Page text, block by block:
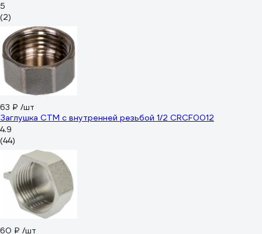
5
(2)
63 ₽ /шт
Заглушка СТМ с внутренней резьбой 1/2 CRCF0012
4.9
(44)
60 ₽ /шт